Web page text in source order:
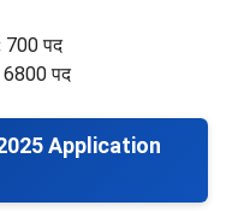
700 पद
6800 पद
Application